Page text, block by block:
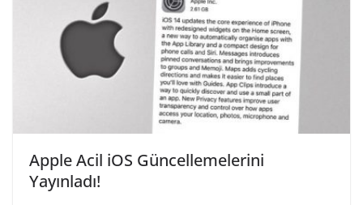
Apple Acil iOS Güncellemelerini
Yayınladı!